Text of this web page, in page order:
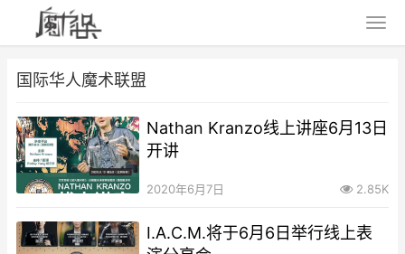
国际华人魔术联盟
Nathan Kranzo线上讲座6月13日
开讲
2020年6月7日 2.85K
I.A.C.M.将于6月6日举行线上表